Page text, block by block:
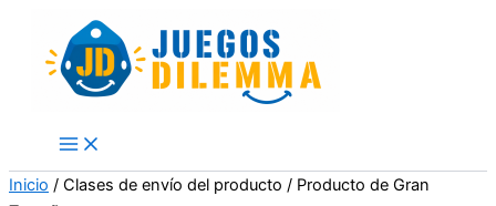
content
Inicio / Clases de envío del producto / Producto de Gran